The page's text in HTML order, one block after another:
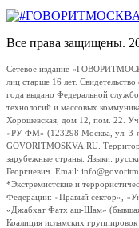
Все права защищены.
Сетевое издание
лиц старше 16 лет.
года выдано Федеральной
технологий и массовых
Хорошевская, дом 12, пом. 22.
«РУ ФМ» (123298 Москва, ул. 3-
GOVORITMOSKVA.RU.
зарубежные страны. Языки:
Георгиевич. Email:
*Экстремистские и
Федерации: «Правый сектор»,
«Джабхат Фатх аш-Шам»
Коалиция исламских